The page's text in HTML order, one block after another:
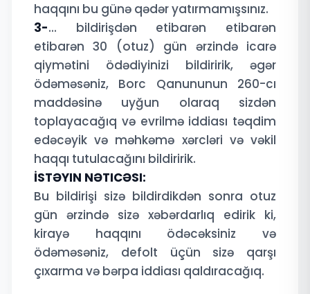
haqqını bu günə qədər yatırmamışsınız.
3-... bildirişdən etibarən etibarən
etibarən 30 (otuz) gün ərzində icarə
qiymətini ödədiyinizi bildiririk, əgər
ödəməsəniz, Borc Qanununun 260-cı
maddəsinə uyğun olaraq sizdən
toplayacağıq və evrilmə iddiası təqdim
edəcəyik və məhkəmə xərcləri və vəkil
haqqı tutulacağını bildiririk.
İSTƏYIN NƏTICƏSI:
Bu bildirişi sizə bildirdikdən sonra otuz
gün ərzində sizə xəbərdarlıq edirik ki,
kirayə haqqını ödəcəksiniz və
ödəməsəniz, defolt üçün sizə qarşı
çıxarma və bərpa iddiası qaldıracağıq.